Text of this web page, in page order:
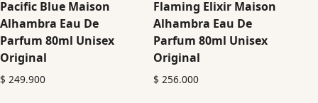
Pacific Blue Maison
Alhambra Eau De
Parfum 80ml Unisex
Original
$ 249.900
Flaming Elixir Maison
Alhambra Eau De
Parfum 80ml Unisex
Original
$ 256.000